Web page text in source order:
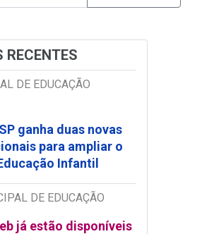
RECENTES
DE EDUCAÇÃO
ganha duas novas
para ampliar o
Infantil
DE EDUCAÇÃO
já estão disponíveis